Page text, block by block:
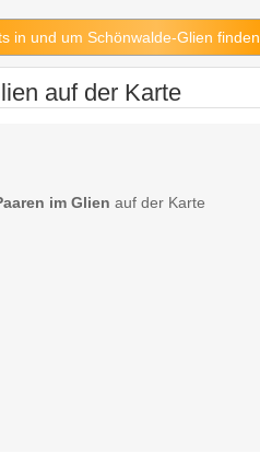
in und um Schönwalde-Glien finden
auf der Karte
im Glien auf der Karte